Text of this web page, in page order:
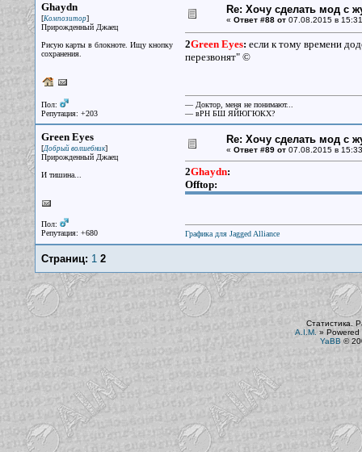
Ghaydn
[Композитор]
Прирожденный Джаец
Рисую карты в блокноте. Ищу кнопку
сохранения.
Пол:
Репутация: +203
Re: Хочу сделать мод с
« Ответ #88 от07.08.2015 в
2Green Eyes: если к тому времени
перезвонят" ©
— Доктор, меня не понимают...
— вРН БШ ЯЙЮГЮКХ?
Green Eyes
[Добрый волшебник]
Прирожденный Джаец
И тишина...
Пол:
Репутация: +680
Re: Хочу сделать мод с
« Ответ #89 от07.08.2015 в
2Ghaydn:
Offtop:
Графика для Jagged Alliance
Страниц: 1 2
Статистика.
A.I.M. » Powered
YaBB ©